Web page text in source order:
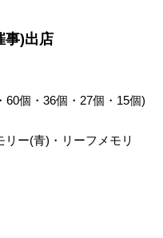
)出店
60個・36個・27個・15個)
ー(青)・リーフメモリ